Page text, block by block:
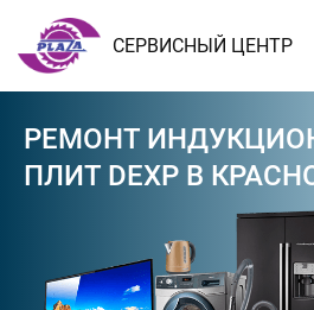
СЕРВИСНЫЙ ЦЕНТР
РЕМОНТ
ПЛИТ DEXP В